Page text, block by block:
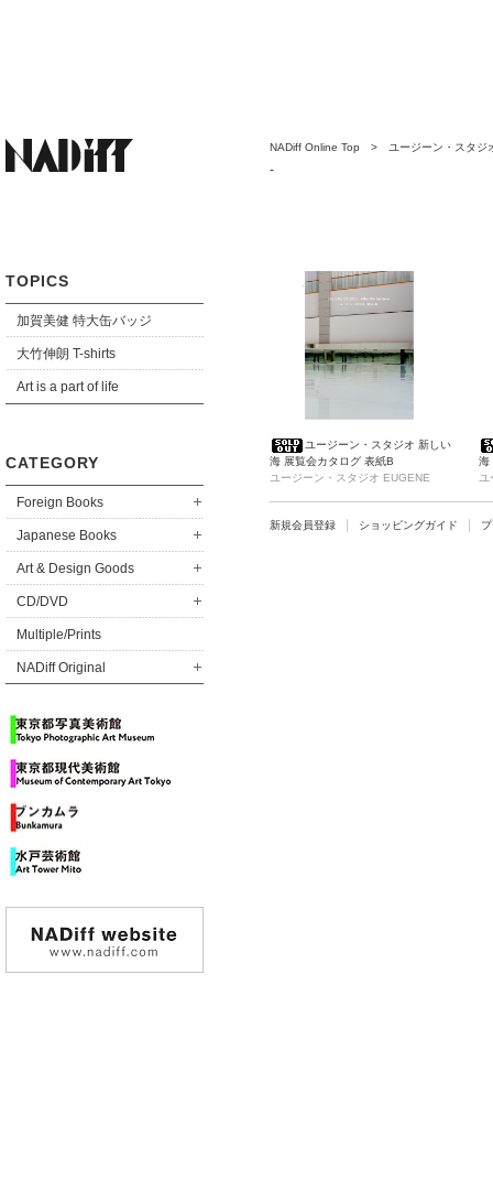
TOPICS
加賀美健 特大缶バッジ
大竹伸朗 T-shirts
Art is a part of life
CATEGORY
Foreign Books
Japanese Books
Art & Design Goods
CD/DVD
Multiple/Prints
NADiff Original
NADiff Online Top > ユージーン・スタジ
-
ユージーン・スタジオ 新しい
海 展覧会カタログ 表紙B
ユージーン・スタジオ EUGENE
海
新規会員登録 ショッピングガイド